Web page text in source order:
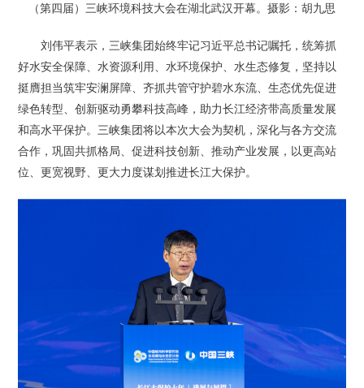
（第四届）三峡环境科技大会在湖北武汉开幕。摄影：胡九思
刘伟平表示，三峡集团始终牢记习近平总书记嘱托，统筹抓
好水安全保障、水资源利用、水环境保护、水生态修复，坚持以
挺膺担当筑牢安澜屏障、齐抓共管守护碧水东流、生态优先促进
绿色转型、创新驱动勇攀科技高峰，助力长江经济带高质量发展
和高水平保护。三峡集团将以本次大会为契机，深化与各方交流
合作，巩固共抓格局、促进科技创新、推动产业发展，以更高站
位、更宽视野、更大力度谋划推进长江大保护。